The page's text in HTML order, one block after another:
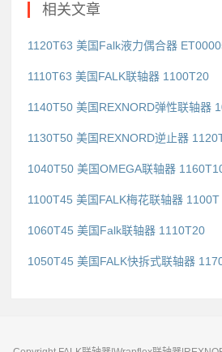
相关文章
1120T63 美国Falk液力偶合器
1110T63 美国FALK联轴器 1100T20
1140T50 美国REXNORD弹性联轴器
1130T50 美国REXNORD逆止器
1040T50 美国OMEGA联轴器
1100T45 美国FALK梅花联轴器 1100T
1060T45 美国Falk联轴器 1110T20
1050T45 美国FALK快拆式联轴器